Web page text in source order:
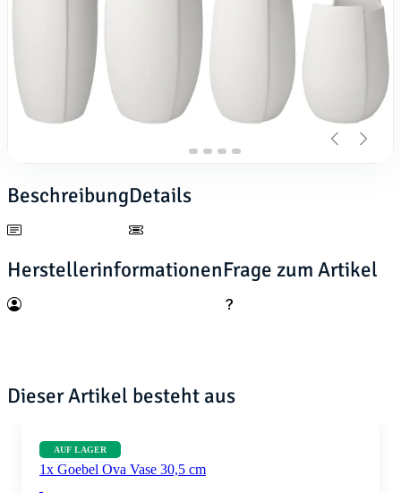
BeschreibungDetails
HerstellerinformationenFrage zum Artikel
Dieser Artikel besteht aus
AUF LAGER
1x Goebel Ova Vase 30,5 cm